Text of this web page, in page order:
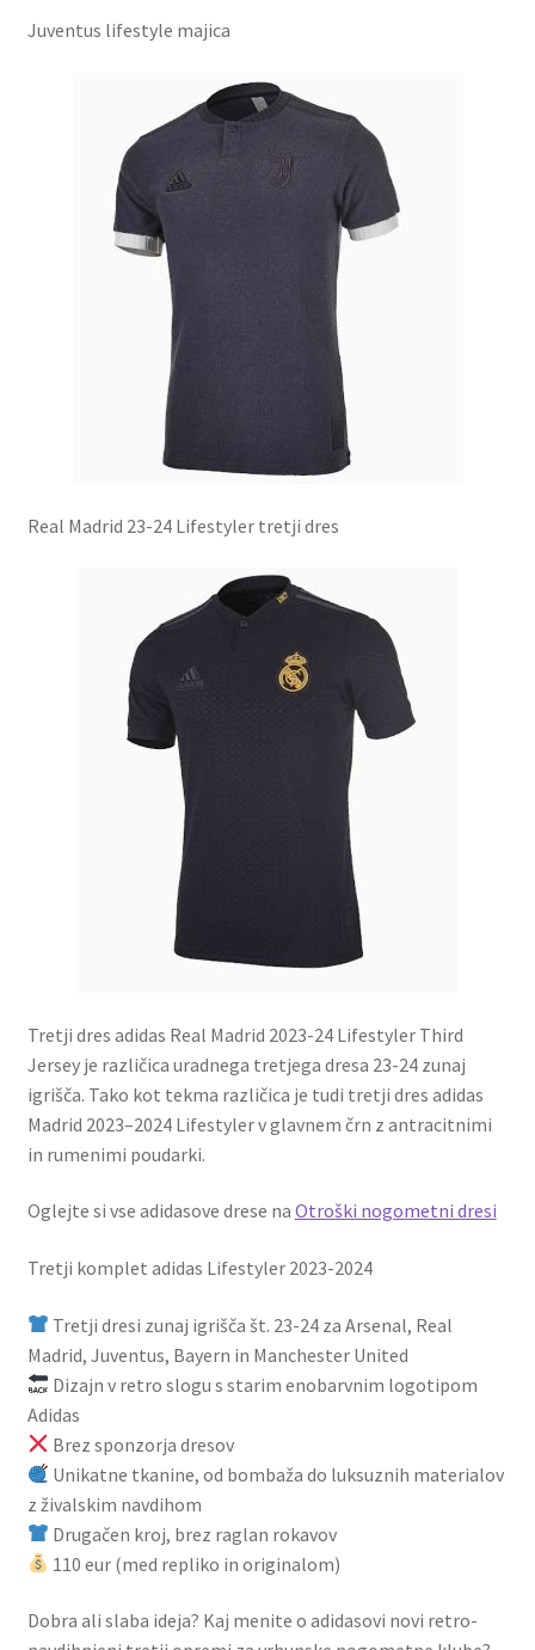
Juventus lifestyle majica
Real Madrid 23-24 Lifestyler tretji dres
Tretji dres adidas Real Madrid 2023-24 Lifestyler Third
Jersey je različica uradnega tretjega dresa 23-24 zunaj
igrišča. Tako kot tekma različica je tudi tretji dres adidas
Madrid 2023–2024 Lifestyler v glavnem črn z antracitnimi
in rumenimi poudarki.
Oglejte si vse adidasove drese na Otroški nogometni dresi
Tretji komplet adidas Lifestyler 2023-2024
Tretji dresi zunaj igrišča št. 23-24 za Arsenal, Real
Madrid, Juventus, Bayern in Manchester United
Dizajn v retro slogu s starim enobarvnim logotipom
Adidas
Brez sponzorja dresov
Unikatne tkanine, od bombaža do luksuznih materialov
z živalskim navdihom
Drugačen kroj, brez raglan rokavov
110 eur (med repliko in originalom)
Dobra ali slaba ideja? Kaj menite o adidasovi novi retro-